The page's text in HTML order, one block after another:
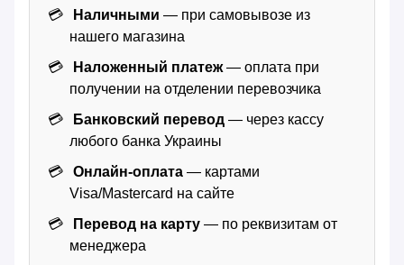
Наличными — при самовывозе из
нашего магазина
Наложенный платеж— оплата при
получении на отделении перевозчика
Банковский перевод — через кассу
любого банка Украины
Онлайн-оплата — картами
Visa/Mastercard на сайте
Перевод на карту — по реквизитам от
менеджера